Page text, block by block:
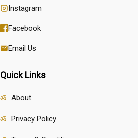
Instagram
Facebook
Email Us
Quick Links
About
Privacy Policy